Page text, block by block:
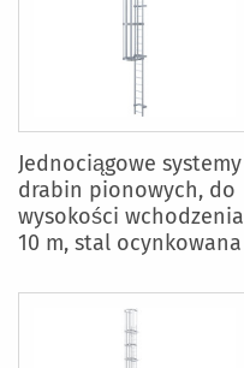
Jednociągowe systemy
drabin pionowych, do
wysokości wchodzenia
10 m, stal ocynkowana